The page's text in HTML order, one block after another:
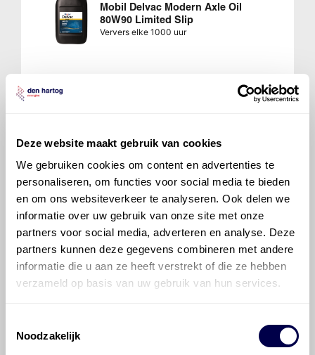
Deze website maakt gebruik van cookies
We gebruiken cookies om content en advertenties te
personaliseren, om functies voor social media te bieden
en om ons websiteverkeer te analyseren. Ook delen we
informatie over uw gebruik van onze site met onze
partners voor social media, adverteren en analyse. Deze
partners kunnen deze gegevens combineren met andere
informatie die u aan ze heeft verstrekt of die ze hebben
verzameld op basis van uw gebruik van hun services.
Noodzakelijk
Mobil Delvac Modern Axle Oil
80W90 Limited Slip
Ververs elke 1000 uur
Powershift Transmissie
Inhoud 14 liter
Eerste servicebeurt
wis filters